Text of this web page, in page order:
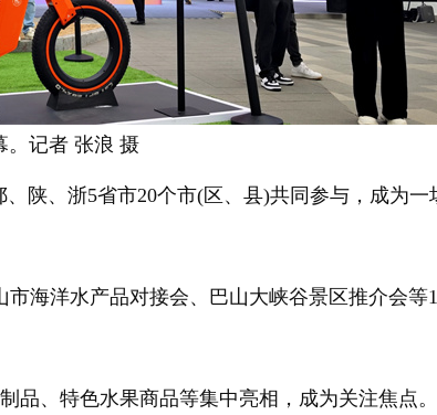
记者 张浪 摄
、浙5省市20个市(区、县)共同参与，成为一
洋水产品对接会、巴山大峡谷景区推介会等
、特色水果商品等集中亮相，成为关注焦点。